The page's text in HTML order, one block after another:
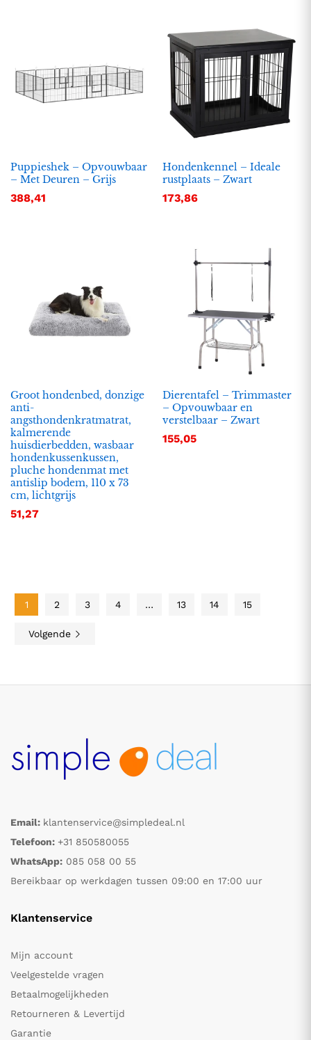
Puppieshek – Opvouwbaar
– Met Deuren – Grijs
388,41
Hondenkennel – Ideale
rustplaats – Zwart
173,86
Groot hondenbed, donzige
anti-
angsthondenkratmatrat,
kalmerende
huisdierbedden, wasbaar
hondenkussenkussen,
pluche hondenmat met
antislip bodem, 110 x 73
cm, lichtgrijs
51,27
Dierentafel – Trimmaster
– Opvouwbaar en
verstelbaar – Zwart
155,05
1 2 3 4 … 13 14 15
Volgende
Email: klantenservice@simpledeal.nl
Telefoon: +31 850580055
WhatsApp: 085 058 00 55
Bereikbaar op werkdagen tussen 09:00 en 17:00 uur
Klantenservice
Mijn account
Veelgestelde vragen
Betaalmogelijkheden
Retourneren & Levertijd
Garantie